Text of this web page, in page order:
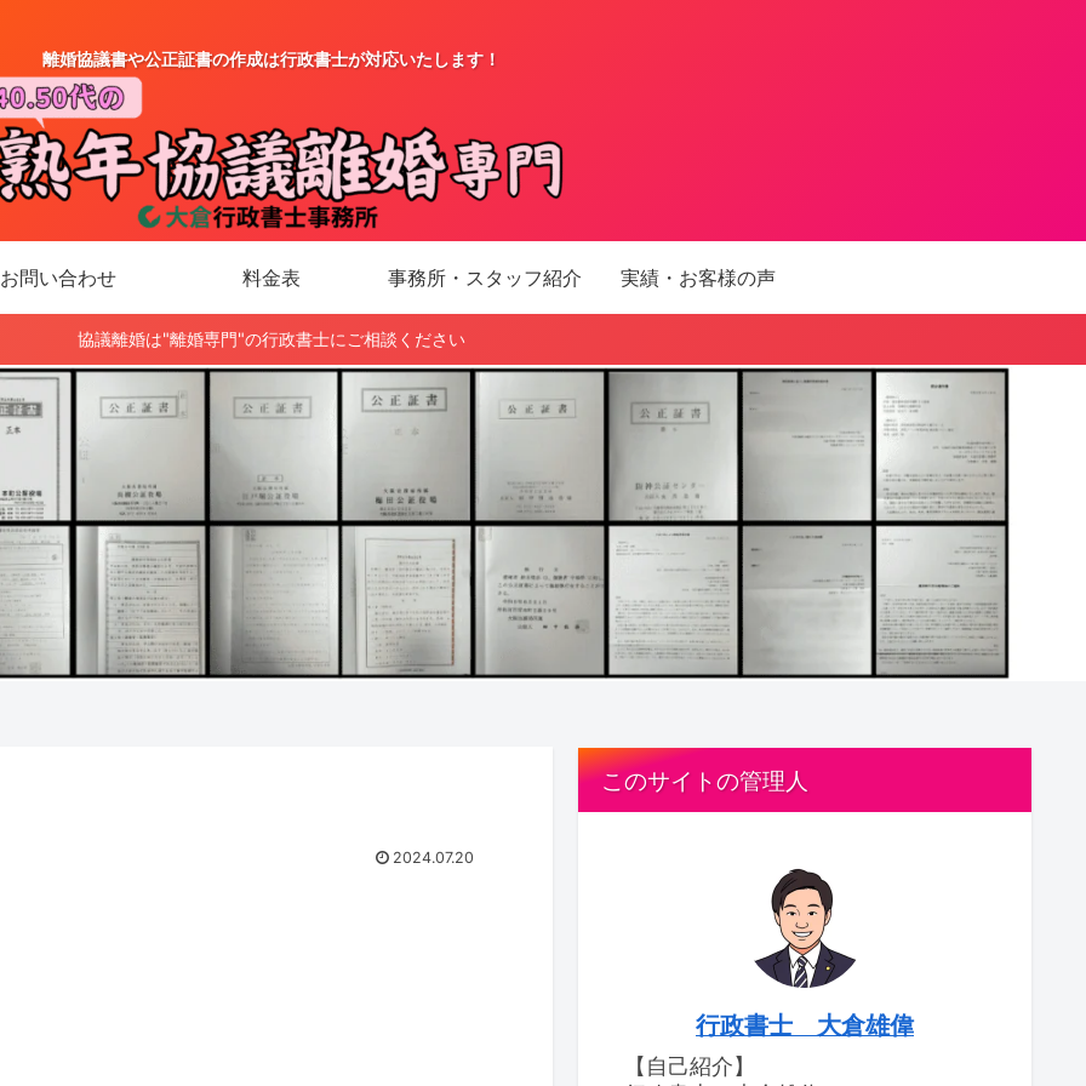
離婚協議書や公正証書の作成は行政書士が対応いたします！
お問い合わせ 料金表 事務所・スタッフ紹介 実績・お客様の声
協議離婚は"離婚専門"の行政書士にご相談ください
2024.07.20
このサイトの管理人
行政書士 大倉雄偉
【自己紹介】